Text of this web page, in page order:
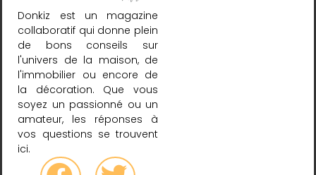
Donkiz est un magazine
collaboratif qui donne plein
de bons conseils sur
l'univers de la maison, de
l'immobilier ou encore de
la décoration. Que vous
soyez un passionné ou un
amateur, les réponses à
vos questions se trouvent
ici.